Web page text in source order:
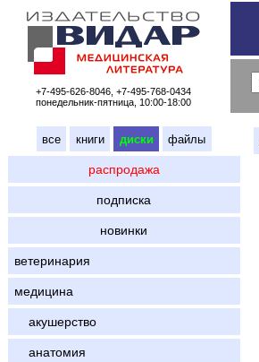
+7-495-626-8046, +7-495-768-0434
понедельник-пятница, 10:00-18:00
все книги диски файлы
распродажа
подписка
новинки
ветеринария
медицина
акушерство
анатомия